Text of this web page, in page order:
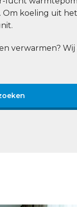
koeling uit
verwarmen? Wij